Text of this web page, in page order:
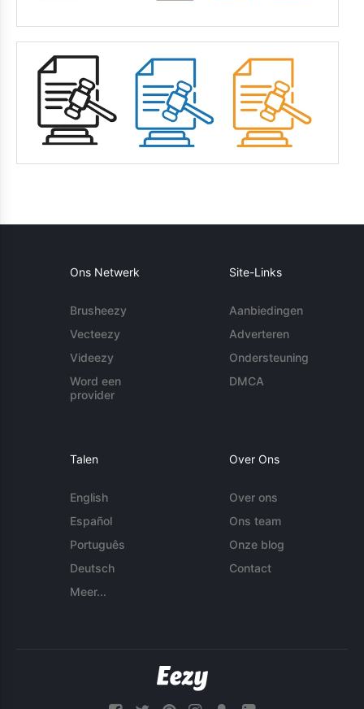
Ons Netwerk
Brusheezy
Vecteezy
Videezy
Word een
provider
Site-Links
Aanbiedingen
Adverteren
Ondersteuning
DMCA
Talen
English
Español
Português
Deutsch
Meer...
Over Ons
Over ons
Ons team
Onze blog
Contact